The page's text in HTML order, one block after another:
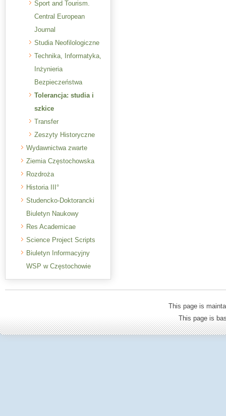
Sport and Tourism.
Central European
Journal
Studia Neofilologiczne
Technika, Informatyka,
Inżynieria
Bezpieczeństwa
Tolerancja: studia i
szkice
Transfer
Zeszyty Historyczne
Wydawnictwa zwarte
Ziemia Częstochowska
Rozdroża
Historia III°
Studencko-Doktorancki
Biuletyn Naukowy
Res Academicae
Science Project Scripts
Biuletyn Informacyjny
WSP w Częstochowie
This page is
This page is